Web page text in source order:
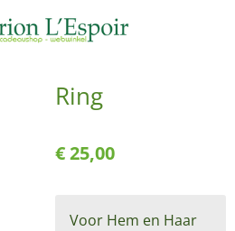
Ring
€ 25,00
Voor Hem en Haar